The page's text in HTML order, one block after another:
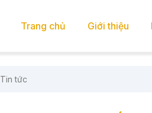
Trang chủ Giới thiệu
Tin tức